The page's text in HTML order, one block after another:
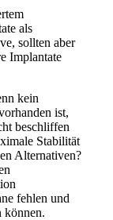
als
sollten aber
Implantate
kein
ist,
beschliffen
Stabilität
Alternativen?
fehlen und
können.